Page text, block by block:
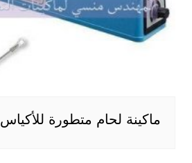
ماكينة لحام متطورة للأكياس